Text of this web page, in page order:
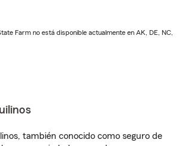
Farm no está disponible actualmente en AK, DE, NC,
también conocido como seguro de